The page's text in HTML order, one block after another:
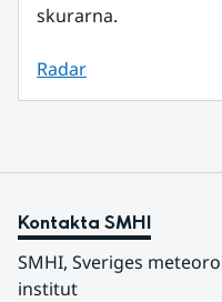
skurarna.
Radar
Kontakta SMHI
SMHI, Sveriges
institut